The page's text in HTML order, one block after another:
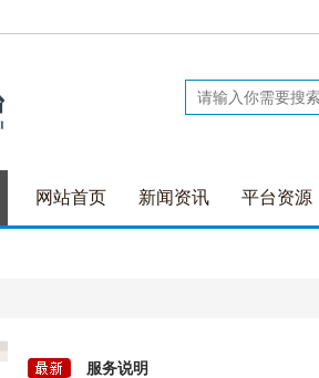
网站首页 新闻资讯 平台资源
服务说明